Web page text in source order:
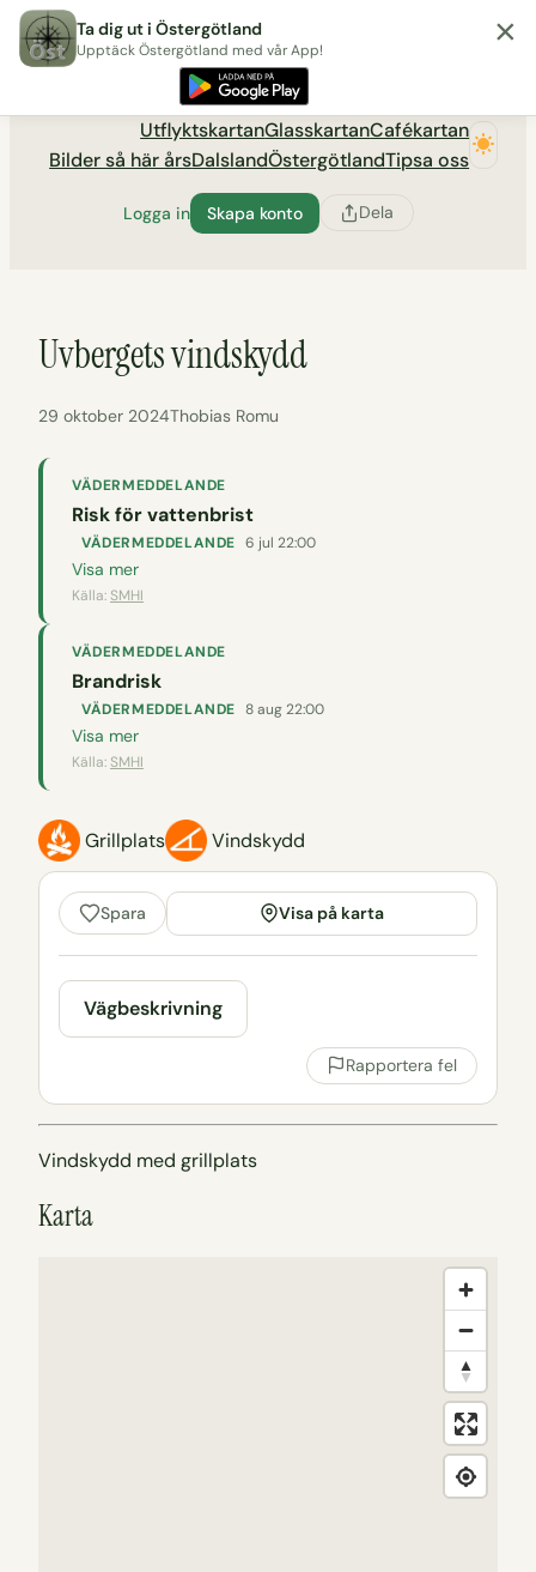
Hoppa
till
Utflyktsportalen tadigut.nu
UtflyktskartanGlasskartanCafékartan
Bilder så här årsDalslandÖstergötlandTipsa oss
Logga in Skapa konto Dela
Uvbergets vindskydd
29 oktober 2024Thobias Romu
VÄDERMEDDELANDE
Risk för vattenbrist
VÄDERMEDDELANDE 6 jul 22:00
Visa mer
Källa: SMHI
VÄDERMEDDELANDE
Brandrisk
VÄDERMEDDELANDE 8 aug 22:00
Visa mer
Källa: SMHI
Grillplats Vindskydd
Spara Visa på karta
Vägbeskrivning
Rapportera fel
Vindskydd med grillplats
Karta
Ta dig ut i Östergötland
Upptäck Östergötland med vår App! ×